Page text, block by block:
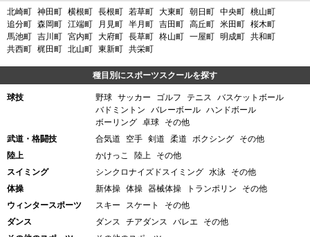
北崎町 神田町 横根町 長根町 若草町 大東町 朝日町 中央町 桃山町
追分町 森岡町 江端町 月見町 半月町 吉田町 高丘町 米田町 桜木町
馬池町 吉川町 宮内町 大府町 長草町 柊山町 一屋町 明成町 共和町
共西町 梶田町 北山町 東新町 共栄町
種目別にスポーツスクールを探す
球技 野球 サッカー ゴルフ テニス
バスケットボール
バドミントン
バレーボール ハンドボール
ボーリング 卓球
その他
武道・格闘技
合気道 空手 剣道 柔道 ボクシング
その他
陸上
かけっこ 陸上
その他
スイミング
シンクロナイズドスイミング 水泳
その他
体操
新体操 体操 器械体操 トランポリン
その他
ウィンタースポーツ
スキー スケート
その他
ダンス
ダンス チアダンス バレエ
その他